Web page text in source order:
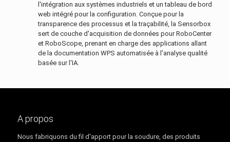
l'intégration aux systèmes industriels et un tableau de bord
web intégré pour la configuration. Conçue pour la
transparence des processus et la traçabilité, la Sensorbox
sert de couche d'acquisition de données pour RoboCenter
et RoboScope, prenant en charge des applications allant
de la documentation WPS automatisée à l'analyse qualité
basée sur l'IA.
A propos
Nous fabriquons du fil d'apport pour la soudure, des produits